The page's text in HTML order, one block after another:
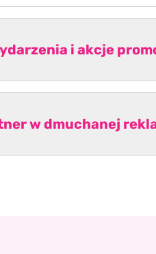
i akcje
w dmuchanej